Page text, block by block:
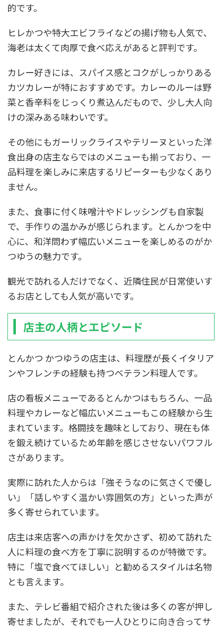
的です。
ヒレかつや特大エビフライなどの揚げ物も人気で、
海老は太くて肉厚で食べ応えがあると評判です。
カレー好きには、スパイス感とコクがしっかりある
カツカレーが特におすすめです。カレーのルーは野
菜と香辛料をじっくり煮込んだもので、少し大人向
けの深みある味わいです。
その他にもガーリックライスやテリーヌといった洋
食出身の店主ならではのメニューも揃っており、一
品料理を楽しみに来店するリピーターも少なくあり
ません。
また、食事に付く味噌汁やドレッシングも自家製
で、手作りの温かみが感じられます。とんかつを中
心に、和洋問わず幅広いメニューを楽しめるのがか
つゆうの魅力です。
観光で訪れる人だけでなく、近隣住民が日常使いす
るお店としても人気が高いです。
店主の人柄とエピソード
とんかつ かつゆうの店主は、料理歴が長くイタリア
ンやフレンチの経験も持つベテラン料理人です。
店の看板メニューであるとんかつはもちろん、一品
料理やカレーなど幅広いメニューもこの経験から生
まれています。格闘技を趣味としており、現在も体
を鍛え続けているため年齢を感じさせないパワフル
さがあります。
実際に訪れた人からは「強そうなのに気さくで優し
い」「話しやすく温かい雰囲気の方」といった声が
多く寄せられています。
店主は来店客への声かけを欠かさず、初めて訪れた
人に料理の食べ方を丁寧に説明するのが特徴です。
特に「塩で食べてほしい」と勧めるスタイルは名物
とも言えます。
また、テレビ番組で紹介された後は多くの客が押し
寄せましたが、それでも一人ひとりに向き合ってサ